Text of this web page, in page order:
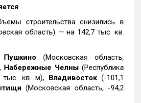
строительства снизились в
область) — на 142,7 тыс. кв.
Пушкино (Московская область,
Набережные Челны(Республика
тыс. кв. м), Владивосток(-101,1
(Московская область, -94,2